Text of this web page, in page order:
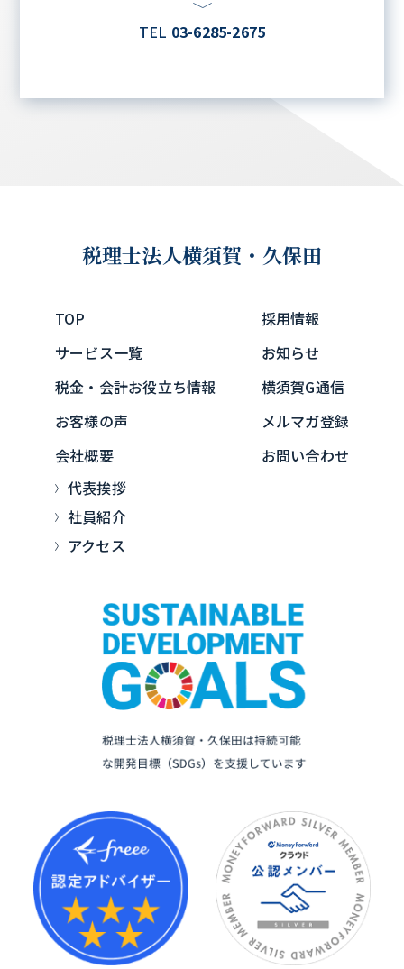
TEL 03-6285-2675
税理士法人横須賀・久保田
TOP
サービス一覧
税金・会計お役立ち情報
お客様の声
会社概要
代表挨拶
社員紹介
アクセス
採用情報
お知らせ
横須賀G通信
メルマガ登録
お問い合わせ